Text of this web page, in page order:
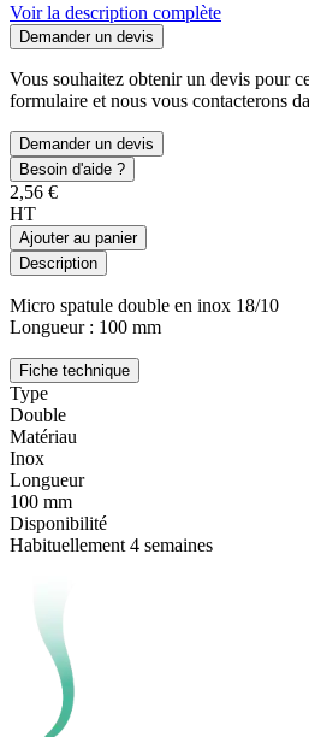
Voir la description complète
Demander un devis
Vous souhaitez obtenir un devis pour
formulaire et nous vous contacterons
Demander un devis
Besoin d'aide ?
2,56 €
HT
Ajouter au panier
Description
Micro spatule double en inox 18/10
Longueur : 100 mm
Fiche technique
Type
Double
Matériau
Inox
Longueur
100 mm
Disponibilité
Habituellement 4 semaines